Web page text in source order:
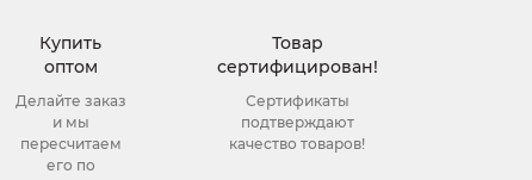
Купить
оптом
Делайте заказ
и мы
пересчитаем
его по
Товар
сертифицирован!
Сертификаты
подтверждают
качество товаров!